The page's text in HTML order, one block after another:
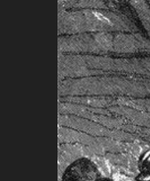
Ir
para
conteúdo